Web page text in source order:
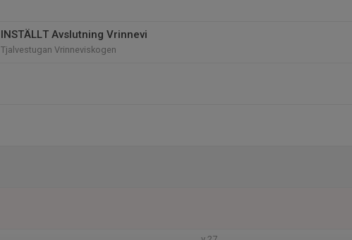
INSTÄLLT Avslutning Vrinnevi
Tjalvestugan Vrinneviskogen